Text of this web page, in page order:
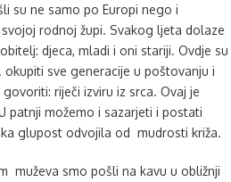
su ne samo po Europi nego i
rodnoj župi. Svakog ljeta dolaze
djeca, mladi i oni stariji. Ovdje su
sve generacije u poštovanju i
riječi izviru iz srca. Ovaj je
patnji možemo i sazarjeti i postati
glupost odvojila od mudrosti križa.
muževa smo pošli na kavu u obližnji